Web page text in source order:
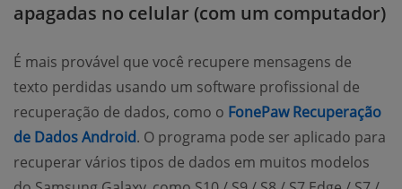
apagadas no celular (com um computador)
É mais provável que você recupere mensagens de
texto perdidas usando um software profissional de
recuperação de dados, como o FonePaw Recuperação
de Dados Android. O programa pode ser aplicado para
recuperar vários tipos de dados em muitos modelos